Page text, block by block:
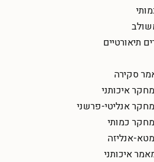
תיאורטיים
סקירה
איכותני
אנליטי-פרשני
כמותי
אנליזה
איכותני